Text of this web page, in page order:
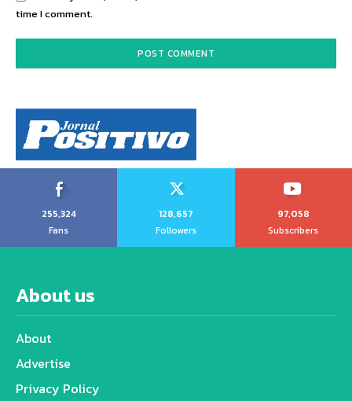
time I comment.
255,324
Fans
128,657
Followers
97,058
Subscribers
About us
About
Advertise
Privacy Policy